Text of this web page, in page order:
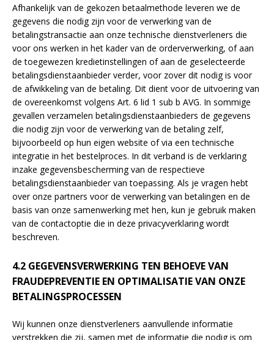
Afhankelijk van de gekozen betaalmethode leveren we de
gegevens die nodig zijn voor de verwerking van de
betalingstransactie aan onze technische dienstverleners die
voor ons werken in het kader van de orderverwerking, of aan
de toegewezen kredietinstellingen of aan de geselecteerde
betalingsdienstaanbieder verder, voor zover dit nodig is voor
de afwikkeling van de betaling. Dit dient voor de uitvoering van
de overeenkomst volgens Art. 6 lid 1 sub b AVG. In sommige
gevallen verzamelen betalingsdienstaanbieders de gegevens
die nodig zijn voor de verwerking van de betaling zelf,
bijvoorbeeld op hun eigen website of via een technische
integratie in het bestelproces. In dit verband is de verklaring
inzake gegevensbescherming van de respectieve
betalingsdienstaanbieder van toepassing. Als je vragen hebt
over onze partners voor de verwerking van betalingen en de
basis van onze samenwerking met hen, kun je gebruik maken
van de contactoptie die in deze privacyverklaring wordt
beschreven.
4.2 GEGEVENSVERWERKING TEN BEHOEVE VAN
FRAUDEPREVENTIE EN OPTIMALISATIE VAN ONZE
BETALINGSPROCESSEN
Wij kunnen onze dienstverleners aanvullende informatie
verstrekken die zij, samen met de informatie die nodig is om